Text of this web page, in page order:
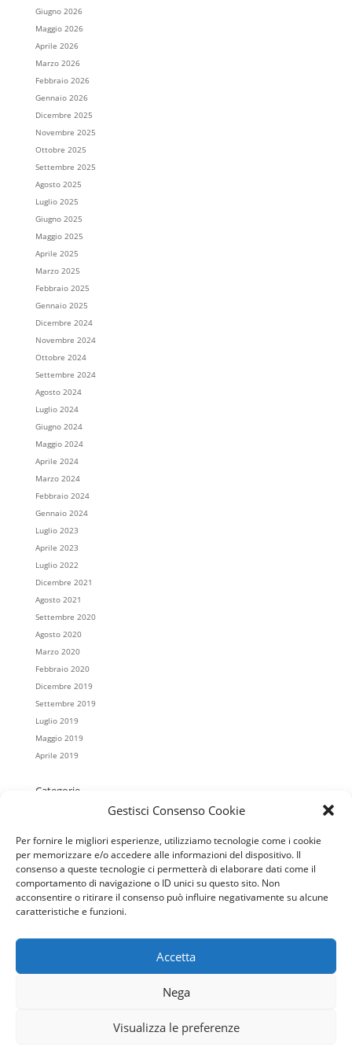
Gestisci Consenso Cookie
Per fornire le migliori esperienze, utilizziamo tecnologie come i cookie
per memorizzare e/o accedere alle informazioni del dispositivo. Il
consenso a queste tecnologie ci permetterà di elaborare dati come il
comportamento di navigazione o ID unici su questo sito. Non
acconsentire o ritirare il consenso può influire negativamente su alcune
caratteristiche e funzioni.
Accetta
Nega
Visualizza le preferenze
Giugno 2026
Maggio 2026
Aprile 2026
Marzo 2026
Febbraio 2026
Gennaio 2026
Dicembre 2025
Novembre 2025
Ottobre 2025
Settembre 2025
Agosto 2025
Luglio 2025
Giugno 2025
Maggio 2025
Aprile 2025
Marzo 2025
Febbraio 2025
Gennaio 2025
Dicembre 2024
Novembre 2024
Ottobre 2024
Settembre 2024
Agosto 2024
Luglio 2024
Giugno 2024
Maggio 2024
Aprile 2024
Marzo 2024
Febbraio 2024
Gennaio 2024
Luglio 2023
Aprile 2023
Luglio 2022
Dicembre 2021
Agosto 2021
Settembre 2020
Agosto 2020
Marzo 2020
Febbraio 2020
Dicembre 2019
Settembre 2019
Luglio 2019
Maggio 2019
Aprile 2019
Categorie
Cristo Re
Mater Misericordiae
Regina Pacis
Salesiani
San Giovanni Battista